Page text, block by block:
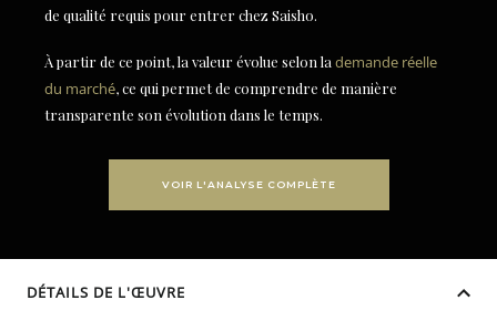
de qualité requis pour entrer chez Saisho.
À partir de ce point, la valeur évolue selon la demande réelle
du marché, ce qui permet de comprendre de manière
transparente son évolution dans le temps.
VOIR L'ANALYSE COMPLÈTE
DÉTAILS DE L'ŒUVRE